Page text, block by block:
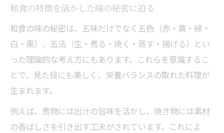
和食の特徴を活かした味の秘密に迫る
和食の味の秘密は、五味だけでなく五色（赤・黄・緑・
白・黒）、五法（生・煮る・焼く・蒸す・揚げる）とい
った理論的な考え方にもあります。これらを意識するこ
とで、見た目にも美しく、栄養バランスの取れた料理が
生まれます。
例えば、煮物には出汁の旨味を活かし、焼き物には素材
の香ばしさを引き出す工夫がされています。これによ